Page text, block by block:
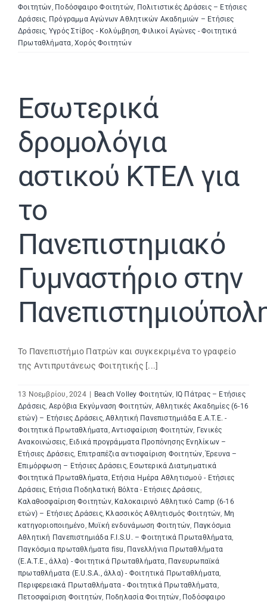
Φοιτητών, Ποδόσφαιρο Φοιτητών, Πολιτιστικές Δράσεις – Ετήσιες
Δράσεις, Πρόγραμμα Αγώνων Αθλητικών Ακαδημιών – Ετήσιες
Δράσεις, Υγρός Στίβος - Κολύμβηση,Φιλικοί Αγώνες - Φοιτητικά
Πρωταθλήματα, Χορός Φοιτητών
Εσωτερικά
δρομολόγια
αστικού ΚΤΕΛ για
το
Πανεπιστημιακό
Γυμναστήριο στην
Το Πανεπιστήμιο Πατρών και συγκεκριμένα το γραφείο
της Αντιπρυτάνεως Φοιτητικής [...]
13 Νοεμβρίου, 2024 Beach Volley Φοιτητών, IQ Πάτρας – Ετήσιες
Δράσεις, Αερόβια Εκγύμναση Φοιτητών, Αθλητικές Ακαδημίες (6-16
ετών) – Ετήσιες Δράσεις,Αθλητική Πανεπιστημιάδα E.A.T.E. -
Φοιτητικά Πρωταθλήματα,Αντισφαίριση Φοιτητών, Γενικές
Ανακοινώσεις, Ειδικά προγράμματα Προπόνησης Ενηλίκων –
Ετήσιες Δράσεις, Επιτραπέζια αντισφαίριση Φοιτητών,Έρευνα –
Επιμόρφωση – Ετήσιες Δράσεις, Εσωτερικά Διατμηματικά
Φοιτητικά Πρωταθλήματα, Ετήσια Ημέρα Αθλητισμού - Ετήσιες
Δράσεις, Ετήσια Ποδηλατική Βόλτα - Ετήσιες Δράσεις,
Καλαθοσφαίριση Φοιτητών, Καλοκαιρινό Αθλητικό Camp (6-16
ετών) – Ετήσιες Δράσεις, Κλασσικός Αθλητισμός Φοιτητών, Μη
κατηγοριοποιημένο, Μυϊκή ενδυνάμωση Φοιτητών, Παγκόσμια
Αθλητική Πανεπιστημιάδα F.I.S.U. – Φοιτητικά Πρωταθλήματα,
Παγκόσμια πρωταθλήματα fisu, Πανελλήνια Πρωταθλήματα
(Ε.Α.Τ.Ε., άλλα) - Φοιτητικά Πρωταθλήματα, Πανευρωπαϊκά
πρωταθλήματα (E.U.S.A., άλλα) - Φοιτητικά Πρωταθλήματα,
Περιφερειακά Πρωταθλήματα - Φοιτητικά Πρωταθλήματα,
Πετοσφαίριση Φοιτητών, Ποδηλασία Φοιτητών, Ποδόσφαιρο